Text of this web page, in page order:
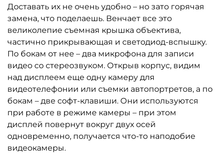
Доставать их не очень удобно – но зато горячая
замена, что поделаешь. Венчает все это
великолепие съемная крышка объектива,
частично прикрывающая и светодиод-вспышку.
По бокам от нее – два микрофона для записи
видео со стереозвуком. Открыв корпус, видим
над дисплеем еще одну камеру для
видеотелефонии или съемки автопортретов, а по
бокам – две софт-клавиши. Они используются
при работе в режиме камеры – при этом
дисплей повернут вокруг двух осей
одновременно, получается что-то наподобие
видеокамеры.